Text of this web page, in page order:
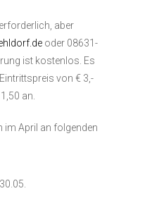
aber
oder 08631-
ist kostenlos. Es
von € 3,-
an.
im April an folgenden